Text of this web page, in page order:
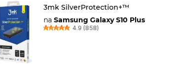
3mk SilverProtection+™
na Samsung Galaxy S10 Plus
4.9 (858)